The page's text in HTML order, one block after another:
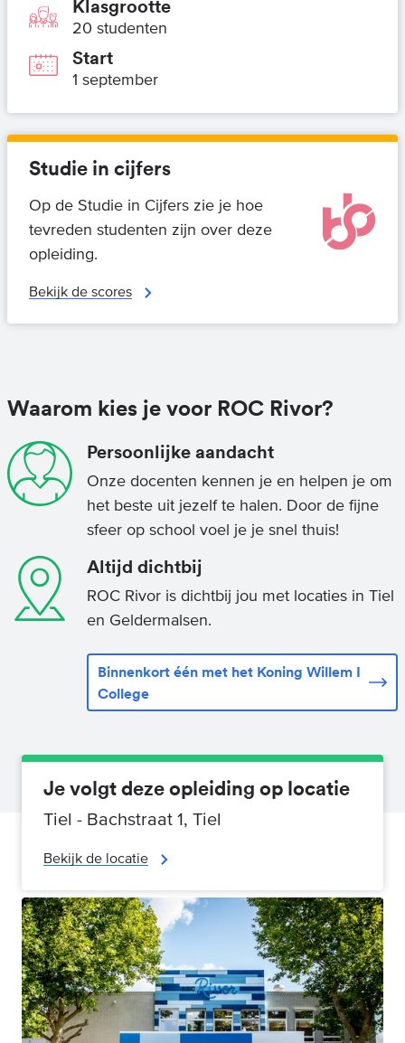
20 studenten
Start
1 september
Studie in cijfers
Op de Studie in Cijfers zie je hoe
tevreden studenten zijn over deze
opleiding.
Bekijk de scores
Waarom kies je voor ROC Rivor?
Persoonlijke aandacht
Onze docenten kennen je en helpen je om
het beste uit jezelf te halen. Door de fijne
sfeer op school voel je je snel thuis!
Altijd dichtbij
ROC Rivor is dichtbij jou met locaties in Tiel
en Geldermalsen.
Binnenkort één met het Koning Willem I
College
Je volgt deze opleiding op locatie
Tiel - Bachstraat 1, Tiel
Bekijk de locatie